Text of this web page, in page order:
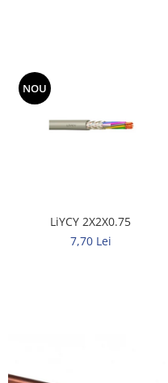
NOU
LiYCY 2X2X0.75
7,70 Lei